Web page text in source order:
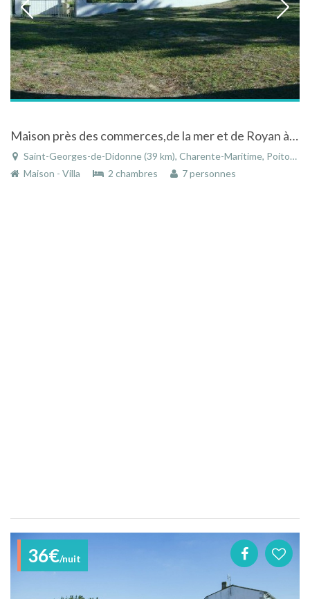
Maison près des commerces,de la mer et de Royan à Saint-Georges-de-Didonne en Charente-Maritime
Saint-Georges-de-Didonne (39 km), Charente-Maritime, Poitou-Charentes, Nouvelle-Aquitaine, France
Maison - Villa
2 chambres 7 personnes
36€/nuit